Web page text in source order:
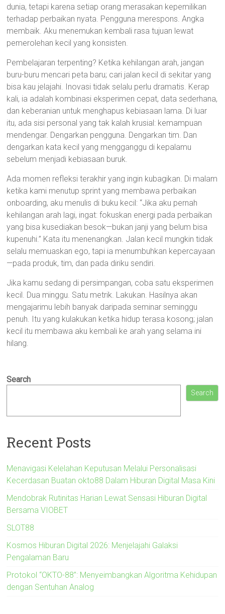
dunia, tetapi karena setiap orang merasakan kepemilikan
terhadap perbaikan nyata. Pengguna merespons. Angka
membaik. Aku menemukan kembali rasa tujuan lewat
pemerolehan kecil yang konsisten.
Pembelajaran terpenting? Ketika kehilangan arah, jangan
buru-buru mencari peta baru; cari jalan kecil di sekitar yang
bisa kau jelajahi. Inovasi tidak selalu perlu dramatis. Kerap
kali, ia adalah kombinasi eksperimen cepat, data sederhana,
dan keberanian untuk menghapus kebiasaan lama. Di luar
itu, ada sisi personal yang tak kalah krusial: kemampuan
mendengar. Dengarkan pengguna. Dengarkan tim. Dan
dengarkan kata kecil yang mengganggu di kepalamu
sebelum menjadi kebiasaan buruk.
Ada momen refleksi terakhir yang ingin kubagikan. Di malam
ketika kami menutup sprint yang membawa perbaikan
onboarding, aku menulis di buku kecil: “Jika aku pernah
kehilangan arah lagi, ingat: fokuskan energi pada perbaikan
yang bisa kusediakan besok—bukan janji yang belum bisa
kupenuhi.” Kata itu menenangkan. Jalan kecil mungkin tidak
selalu memuaskan ego, tapi ia menumbuhkan kepercayaan
—pada produk, tim, dan pada diriku sendiri.
Jika kamu sedang di persimpangan, coba satu eksperimen
kecil. Dua minggu. Satu metrik. Lakukan. Hasilnya akan
mengajarimu lebih banyak daripada seminar seminggu
penuh. Itu yang kulakukan ketika hidup terasa kosong; jalan
kecil itu membawa aku kembali ke arah yang selama ini
hilang.
Search
Search
Recent Posts
Menavigasi Kelelahan Keputusan Melalui Personalisasi
Kecerdasan Buatan okto88 Dalam Hiburan Digital Masa Kini
Mendobrak Rutinitas Harian Lewat Sensasi Hiburan Digital
Bersama VIOBET
SLOT88
Kosmos Hiburan Digital 2026: Menjelajahi Galaksi
Pengalaman Baru
Protokol “OKTO-88”: Menyeimbangkan Algoritma Kehidupan
dengan Sentuhan Analog